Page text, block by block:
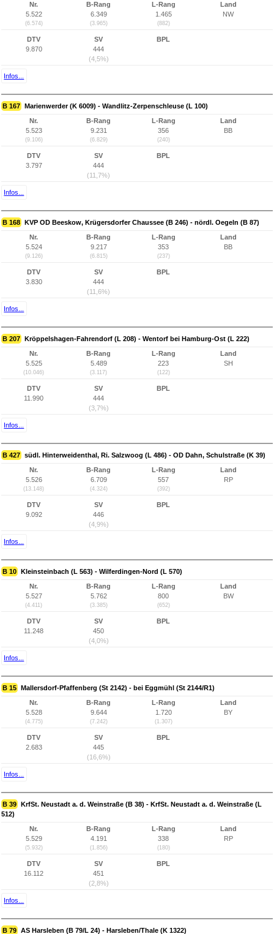
Nr.
5.522
(6.574)
B-Rang
6.349
(3.965)
L-Rang
1.465
(882)
Land
NW
DTV
9.870
SV
444
(4,5%)
BPL
Infos...
B 167 Marienwerder (K 6009) - Wandlitz-Zerpenschleuse (L 100)
Nr.
5.523
(9.106)
B-Rang
9.231
(6.829)
L-Rang
356
(240)
Land
BB
DTV
3.797
SV
444
(11,7%)
BPL
Infos...
B 168 KVP OD Beeskow, Krügersdorfer Chaussee (B 246) - nördl. Oegeln (B 87)
Nr.
5.524
(9.126)
B-Rang
9.217
(6.815)
L-Rang
353
(237)
Land
BB
DTV
3.830
SV
444
(11,6%)
BPL
Infos...
B 207 Kröppelshagen-Fahrendorf (L 208) - Wentorf bei Hamburg-Ost (L 222)
Nr.
5.525
(10.046)
B-Rang
5.489
(3.117)
L-Rang
223
(122)
Land
SH
DTV
11.990
SV
444
(3,7%)
BPL
Infos...
B 427 südl. Hinterweidenthal, Ri. Salzwoog (L 486) - OD Dahn, Schulstraße (K 39)
Nr.
5.526
(13.148)
B-Rang
6.709
(4.324)
L-Rang
557
(392)
Land
RP
DTV
9.092
SV
446
(4,9%)
BPL
Infos...
B 10 Kleinsteinbach (L 563) - Wilferdingen-Nord (L 570)
Nr.
5.527
(4.411)
B-Rang
5.762
(3.385)
L-Rang
800
(652)
Land
BW
DTV
11.248
SV
450
(4,0%)
BPL
Infos...
B 15 Mallersdorf-Pfaffenberg (St 2142) - bei Eggmühl (St 2144/R1)
Nr.
5.528
(4.775)
B-Rang
9.644
(7.242)
L-Rang
1.720
(1.307)
Land
BY
DTV
2.683
SV
445
(16,6%)
BPL
Infos...
B 39 KrfSt. Neustadt a. d. Weinstraße (B 38) - KrfSt. Neustadt a. d. Weinstraße (L
512)
Nr.
5.529
(5.932)
B-Rang
4.191
(1.856)
L-Rang
338
(180)
Land
RP
DTV
16.112
SV
451
(2,8%)
BPL
Infos...
B 79 AS Harsleben (B 79/L 24) - Harsleben/Thale (K 1322)